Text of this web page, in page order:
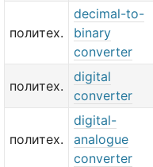
политех.
decimal-to-
binary
converter
политех.
digital
converter
политех.
digital-
analogue
converter